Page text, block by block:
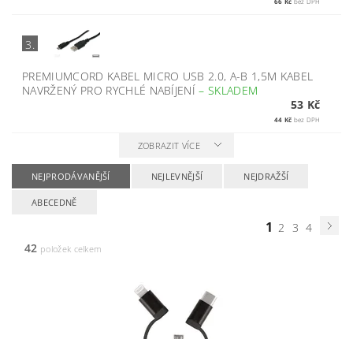
3.
PREMIUMCORD KABEL MICRO USB 2.0, A-B 1,5M KABEL
NAVRŽENÝ PRO RYCHLÉ NABÍJENÍ–SKLADEM
53 Kč
44 Kč bez DPH
ZOBRAZIT VÍCE
NEJPRODÁVANĚJŠÍ NEJLEVNĚJŠÍ NEJDRAŽŠÍ
ABECEDNĚ
1 2 3 4
42 položek celkem